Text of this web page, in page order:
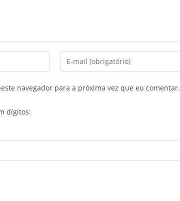
navegador para a próxima vez que eu comentar.
dígitos: